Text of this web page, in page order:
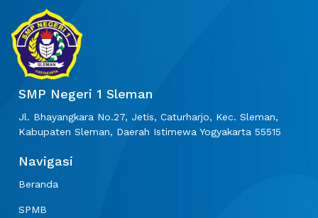
SMP Negeri 1 Sleman
Jl. Bhayangkara No.27, Jetis, Caturharjo, Kec. Sleman,
Kabupaten Sleman, Daerah Istimewa Yogyakarta 55515
Navigasi
Beranda
SPMB